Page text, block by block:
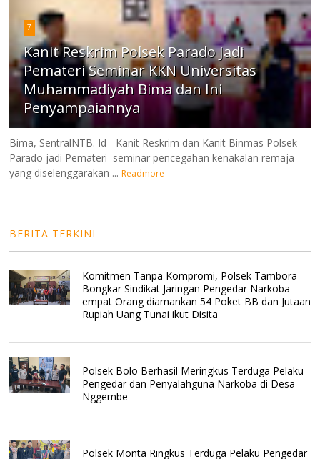
7
Kanit Reskrim Polsek Parado Jadi
Pemateri Seminar KKN Universitas
Muhammadiyah Bima dan Ini
Penyampaiannya
Bima, SentralNTB. Id - Kanit Reskrim dan Kanit Binmas Polsek
Parado jadi Pemateri seminar pencegahan kenakalan remaja
yang diselenggarakan ... Readmore
BERITA TERKINI
Komitmen Tanpa Kompromi, Polsek Tambora
Bongkar Sindikat Jaringan Pengedar Narkoba
empat Orang diamankan 54 Poket BB dan Jutaan
Rupiah Uang Tunai ikut Disita
Polsek Bolo Berhasil Meringkus Terduga Pelaku
Pengedar dan Penyalahguna Narkoba di Desa
Nggembe
Polsek Monta Ringkus Terduga Pelaku Pengedar